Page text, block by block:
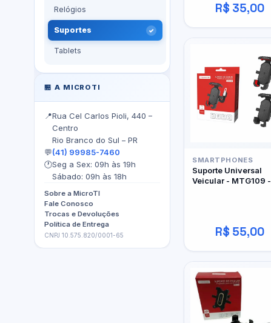
Relógios
Suportes
Tablets
🏪 A MICROTI
📍Rua Cel Carlos Pioli, 440 –
Centro
Rio Branco do Sul – PR
💬(41) 99985-7460
🕐Seg a Sex: 09h às 19h
Sábado: 09h às 18h
Sobre a MicroTI
Fale Conosco
Trocas e Devoluções
Política de Entrega
CNPJ 10.575.820/0001-65
R$ 35,00
SMARTPHONES
Suporte Universal
Veicular - MTG109 -
R$ 55,00